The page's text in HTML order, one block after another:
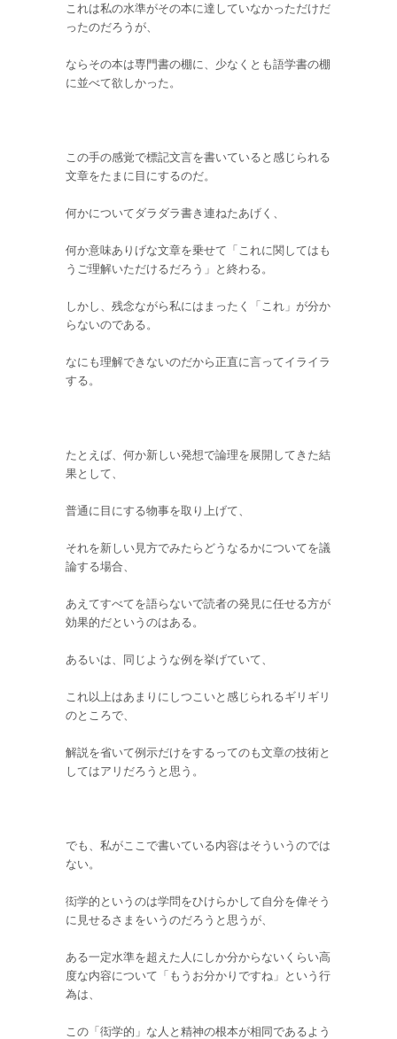
これは私の水準がその本に達していなかっただけだ
ったのだろうが、
ならその本は専門書の棚に、少なくとも語学書の棚
に並べて欲しかった。
この手の感覚で標記文言を書いていると感じられる
文章をたまに目にするのだ。
何かについてダラダラ書き連ねたあげく、
何か意味ありげな文章を乗せて「これに関してはも
うご理解いただけるだろう」と終わる。
しかし、残念ながら私にはまったく「これ」が分か
らないのである。
なにも理解できないのだから正直に言ってイライラ
する。
たとえば、何か新しい発想で論理を展開してきた結
果として、
普通に目にする物事を取り上げて、
それを新しい見方でみたらどうなるかについてを議
論する場合、
あえてすべてを語らないで読者の発見に任せる方が
効果的だというのはある。
あるいは、同じような例を挙げていて、
これ以上はあまりにしつこいと感じられるギリギリ
のところで、
解説を省いて例示だけをするってのも文章の技術と
してはアリだろうと思う。
でも、私がここで書いている内容はそういうのでは
ない。
衒学的というのは学問をひけらかして自分を偉そう
に見せるさまをいうのだろうと思うが、
ある一定水準を超えた人にしか分からないくらい高
度な内容について「もうお分かりですね」という行
為は、
この「衒学的」な人と精神の根本が相同であるよう